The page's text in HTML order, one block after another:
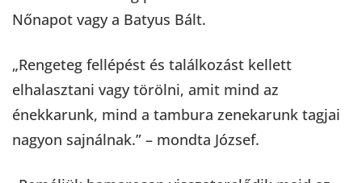
Nőnapot vagy a Batyus Bált.
„Rengeteg fellépést és találkozást kellett
elhalasztani vagy törölni, amit mind az
énekkarunk, mind a tambura zenekarunk tagjai
nagyon sajnálnak.” – mondta József.